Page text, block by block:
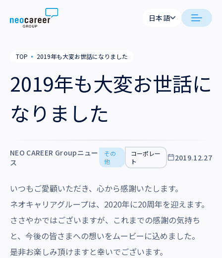
Skip to content
代表メッセージ
事業内容
採用支援
業務支援
企業情報
役員一覧
グループ会社
サステナビリティ
採用情報
日本語
TOP ▪ 2019年も大変お世話になりました
2019年も大変お世話に
なりました
NEO CAREER Groupニュー
ス
その
他
コーポレー
ト
2019.12.27
いつもご愛顧いただき、心から感謝いたします。
ネオキャリアグループは、2020年に20周年を迎えます。
ささやかではございますが、これまでの感謝の気持ち
と、今後の皆さまへの想いをムービーに込めました。
是非お楽しみ頂けますと幸いでございます。